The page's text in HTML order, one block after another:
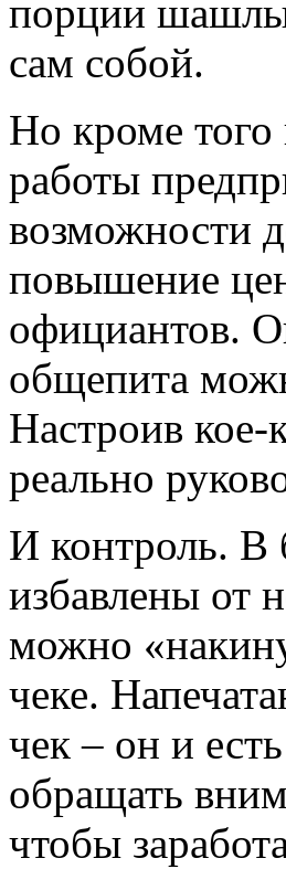
порции
сам собой.
Но кроме того
работы
возможности
повышение
официантов.
общепита
Настроив
реально
И контроль. В
избавлены от
можно
чеке.
чек – он и
обращать
чтобы